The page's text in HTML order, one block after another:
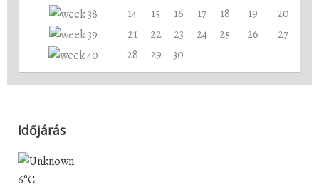
14
15 16 17 18 19
20
21
22 23 24 25 26
27
28
29 30
Időjárás
6°C